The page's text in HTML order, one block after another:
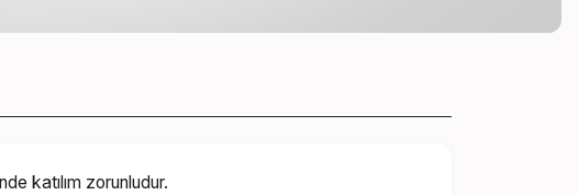
katılım zorunludur.